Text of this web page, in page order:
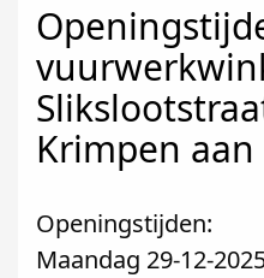
Krimpen
Openingstijden:
Maandag 29-12-